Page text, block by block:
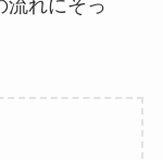
流れにそっ